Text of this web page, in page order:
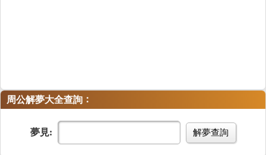
周公解夢大全查詢 ：
夢見: 解夢查詢